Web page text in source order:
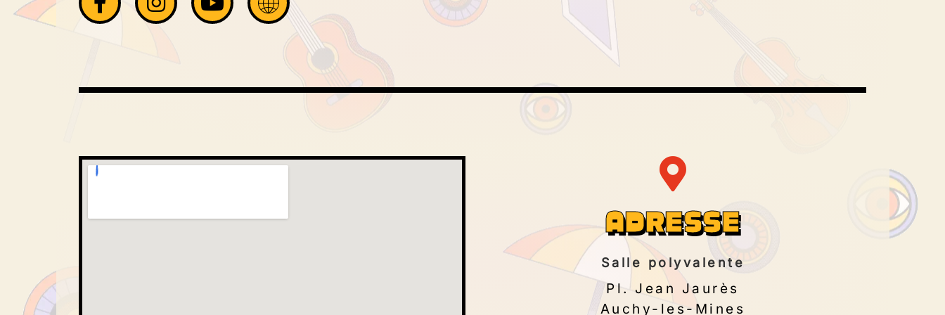
ADRESSE
Salle polyvalente
Pl. Jean Jaurès
Auchy-les-Mines